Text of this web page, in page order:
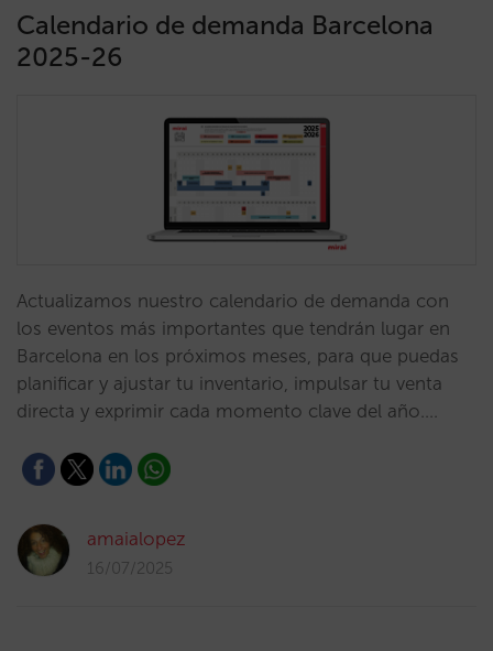
Calendario de demanda Barcelona
2025-26
Actualizamos nuestro calendario de demanda con
los eventos más importantes que tendrán lugar en
Barcelona en los próximos meses, para que puedas
planificar y ajustar tu inventario, impulsar tu venta
directa y exprimir cada momento clave del año.…
amaialopez
16/07/2025